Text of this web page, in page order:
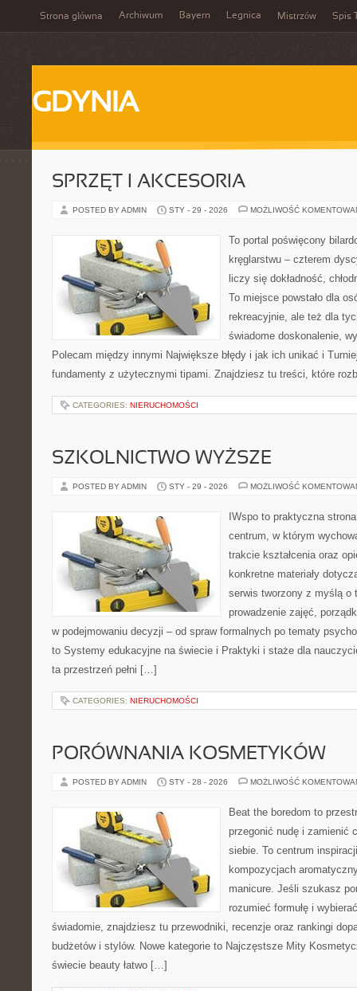
Strona główna Archiwum Bayern Legnica Mistrzów Spis
GDYNIA
SPRZĘT I AKCESORIA
POSTED BY ADMIN STY - 29 - 2026 MOŻLIWOŚĆ
To portal poświęcony
kręglarstwu – czterem
liczy się dokładność,
To miejsce powstało dla
rekreacyjnie, ale też dla
świadome doskonalenie,
Polecam między innymi Największe błędy i jak ich unikać i
fundamenty z użytecznymi tipami. Znajdziesz tu treści, które
CATEGORIES: NIERUCHOMOŚCI
SZKOLNICTWO WYŻSZE
POSTED BY ADMIN STY - 29 - 2026 MOŻLIWOŚĆ
IWspo to praktyczna
centrum, w którym
trakcie kształcenia oraz
konkretne materiały
serwis tworzony z myślą o
prowadzenie zajęć,
w podejmowaniu decyzji – od spraw formalnych po tematy
to Systemy edukacyjne na świecie i Praktyki i staże dla
ta przestrzeń pełni […]
CATEGORIES: NIERUCHOMOŚCI
PORÓWNANIA KOSMETYKÓW
POSTED BY ADMIN STY - 28 - 2026 MOŻLIWOŚĆ
Beat the boredom to
przegonić nudę i zamienić
siebie. To centrum
kompozycjach
manicure. Jeśli szukasz
rozumieć formułę i
świadomie, znajdziesz tu przewodniki, recenzje oraz rankingi
budżetów i stylów. Nowe kategorie to Najczęstsze Mity
świecie beauty łatwo […]